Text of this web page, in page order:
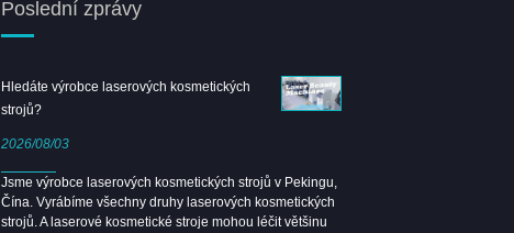
Poslední zprávy
Hledáte výrobce laserových kosmetických
strojů?
2026/08/03
Jsme výrobce laserových kosmetických strojů v Pekingu,
Čína. Vyrábíme všechny druhy laserových kosmetických
strojů. A laserové kosmetické stroje mohou léčit většinu